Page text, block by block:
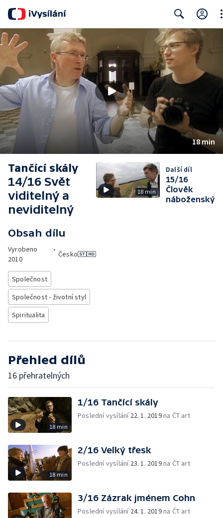
Search
18 min
Tančící skály
14/16 Svět
viditelný a
neviditelný
Obsah dílu
Vyrobeno
2010
•
Česko
Společnost
Společnost - životní styl
Spiritualita
18 min
Další díl
15/16
Člověk
náboženský
Přehled dílů
16 přehratelných
18 min
1/16 Tančící skály
Poslední vysílání 22. 1. 2019na ČT art
18 min
2/16 Velký třesk
Poslední vysílání 23. 1. 2019na ČT art
3/16 Zázrak jménem Cohn
Poslední vysílání 24. 1. 2019na ČT art